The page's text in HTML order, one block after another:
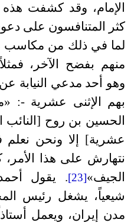
الإمام، وقد كشفت
كثر المتنافسون على
لما في ذلك من مكاسب
منهم بفضح الآخر،
وهو أحد مدعي النيابة
بهم الإثنى عشرية -:
الحسين بن روح [النائب
عشرية] إلا ونحن نعلم
نتهارش على هذا
الجيف»[23]
. يقول
شيعياً، يشغل رئيس
مدن إيران، ويعمل